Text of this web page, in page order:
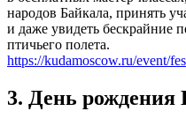
народов Байкала, принять
и даже увидеть бескрайние
птичьего полета.
https://kudamoscow.ru/event/
3. День рождения